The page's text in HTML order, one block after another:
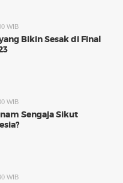
WIB
Bikin Sesak di Final
WIB
Sengaja Sikut
WIB